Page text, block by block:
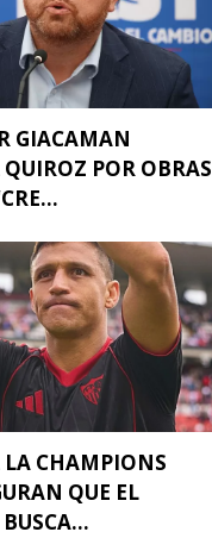
GIACAMAN
POR OBRAS
CHAMPIONS
QUE EL